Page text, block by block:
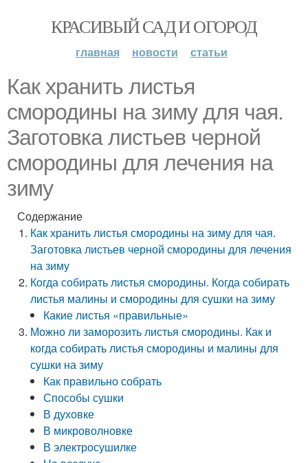
КРАСИВЫЙ САД И ОГОРОД
главная новости статьи
Как хранить листья
смородины на зиму для чая.
Заготовка листьев черной
смородины для лечения на
зиму
Содержание
Как хранить листья смородины на зиму для чая.
Заготовка листьев черной смородины для лечения
на зиму
Когда собирать листья смородины. Когда собирать
листья малины и смородины для сушки на зиму
Какие листья «правильные»
Можно ли заморозить листья смородины. Как и
когда собирать листья смородины и малины для
сушки на зиму
Как правильно собрать
Способы сушки
В духовке
В микроволновке
В электросушилке